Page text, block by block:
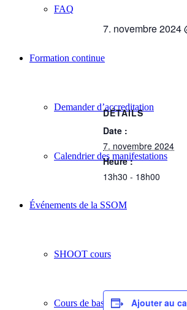
FAQ
Formation continue
Demander d’accreditation
Calendrier des manifestations
Événements de la SSOM
SHOOT cours
Cours de base SSOM
7. novembre 2024
DÉTAILS
Date :
7. novembre 2024
Heure :
13h30 - 18h00
Ajouter au